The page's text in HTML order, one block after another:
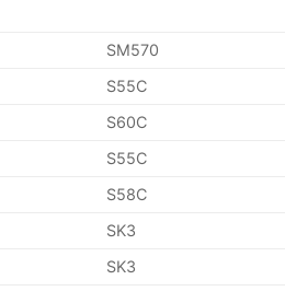
SM570
S55C
S60C
S55C
S58C
SK3
SK3